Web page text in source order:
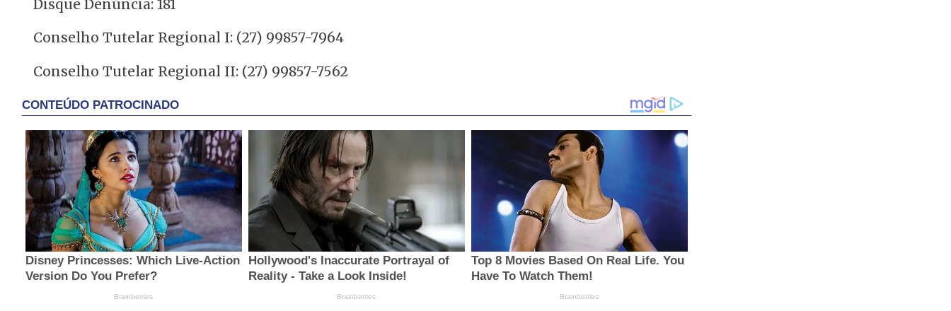
Disque Denúncia: 181
Conselho Tutelar Regional I: (27) 99857-7964
Conselho Tutelar Regional II: (27) 99857-7562